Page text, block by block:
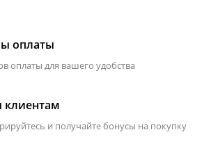
оплаты
оплаты для вашего удобства
клиентам
и получайте бонусы на покупку